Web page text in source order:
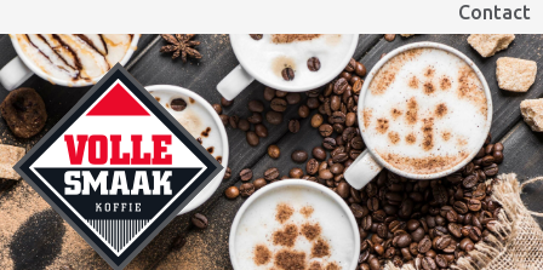
Contact